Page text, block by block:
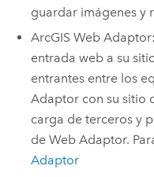
guardar imágenes y
ArcGIS Web Adaptor
entrada web a su
entrantes entre los
Adaptorcon su sitio
carga de terceros y
de Web Adaptor.
Adaptor